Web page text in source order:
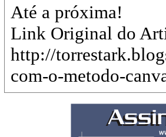
Até a próxima!
Link Original do
http://
com-o-metodo-